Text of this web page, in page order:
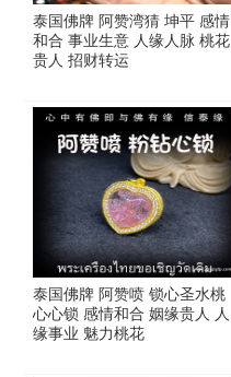
泰国佛牌 阿赞湾猜 坤平 感情
和合 事业生意 人缘人脉 桃花
贵人 招财转运
泰国佛牌 阿赞喷 锁心圣水桃
心心锁 感情和合 姻缘贵人 人
缘事业 魅力桃花